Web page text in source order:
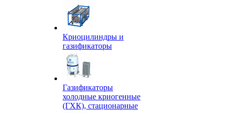
Криоцилиндры и
газификаторы
Газификаторы
холодные криогенные
(ГХК), стационарные